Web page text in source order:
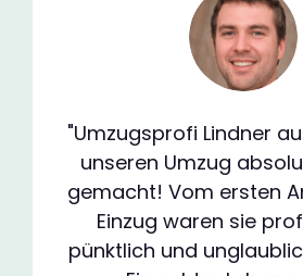
"Umzugsprofi Lindner
unseren Umzug
gemacht! Vom ersten
Einzug waren sie
pünktlich und